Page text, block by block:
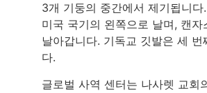
3개 기둥의 중간에서 제기됩니
미국 국기의 왼쪽으로 날며, 캔
날아갑니다. 기독교 깃발은 세
다.
글로벌 사역 센터는 나사렛 교회